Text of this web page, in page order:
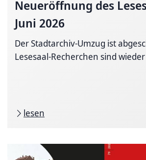
Neueröffnung des
Juni 2026
Der Stadtarchiv-Umzug ist
Lesesaal-Recherchen sind
lesen